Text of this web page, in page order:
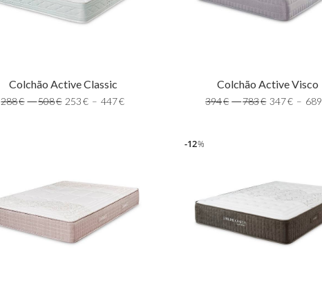
Colchão Active Classic
288€ –508€ 253 € – 447€
Colchão Active Visco
394€ –783€ 347€ – 689
%
12